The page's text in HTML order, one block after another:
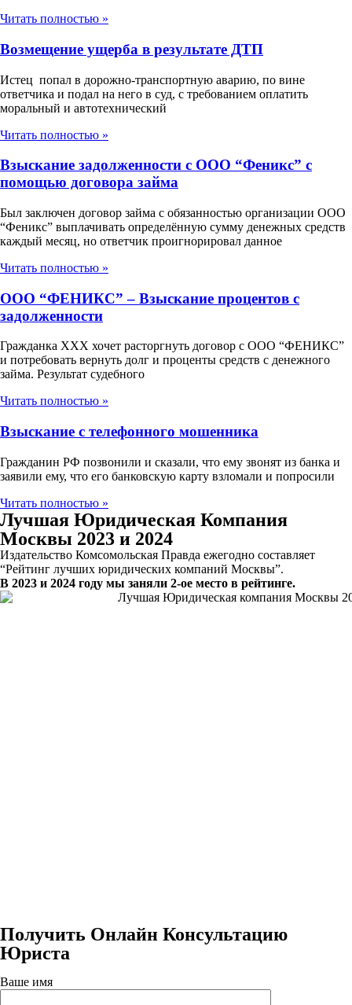
Читать полностью »
Возмещение ущерба в результате ДТП
Истец попал в дорожно-транспортную аварию, по вине
ответчика и подал на него в суд, с требованием оплатить
моральный и автотехнический
Читать полностью »
Взыскание задолженности с ООО “Феникс” с
помощью договора займа
Был заключен договор займа с обязанностью организации ООО
“Феникс” выплачивать определённую сумму денежных средств
каждый месяц, но ответчик проигнорировал данное
Читать полностью »
ООО “ФЕНИКС” – Взыскание процентов с
задолженности
Гражданка ХХХ хочет расторгнуть договор с ООО “ФЕНИКС”
и потребовать вернуть долг и проценты средств с денежного
займа. Результат судебного
Читать полностью »
Взыскание с телефонного мошенника
Гражданин РФ позвонили и сказали, что ему звонят из банка и
заявили ему, что его банковскую карту взломали и попросили
Читать полностью »
Лучшая Юридическая Компания
Москвы 2023 и 2024
Издательство Комсомольская Правда ежегодно составляет
“Рейтинг лучших юридических компаний Москвы”.
В 2023 и 2024 году мы заняли 2-ое место в рейтинге.
Получить Онлайн Консультацию
Юриста
Ваше имя